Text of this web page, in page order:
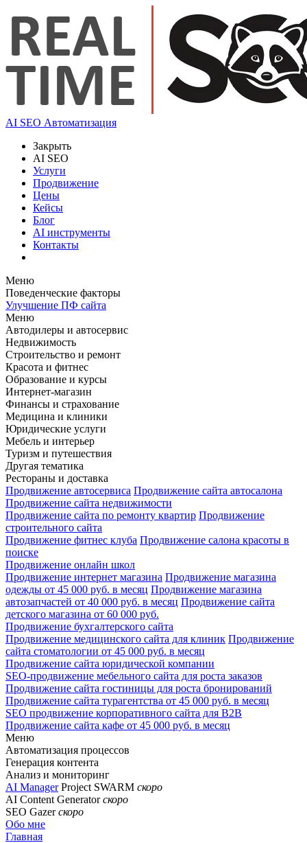
AI SEO Автоматизация
Закрыть
AI SEO
Услуги
Продвижение
Цены
Кейсы
Блог
AI инструменты
Контакты
Меню
Поведенческие факторы
Улучшение ПФ сайта
Меню
Автодилеры и автосервис
Недвижимость
Строительство и ремонт
Красота и фитнес
Образование и курсы
Интернет-магазин
Финансы и страхование
Медицина и клиники
Юридические услуги
Мебель и интерьер
Туризм и путешествия
Другая тематика
Рестораны и доставка
Продвижение автосервиса Продвижение сайта автосалона
Продвижение сайта недвижимости
Продвижение сайта по ремонту квартир Продвижение
строительного сайта
Продвижение фитнес клуба Продвижение салона красоты в
поиске
Продвижение онлайн школ
Продвижение интернет магазина Продвижение магазина
одежды от 45 000 руб. в месяц Продвижение магазина
автозапчастей от 40 000 руб. в месяц Продвижение сайта
детского магазина от 60 000 руб.
Продвижение бухгалтерского сайта
Продвижение медицинского сайта для клиник Продвижение
сайта стоматологии от 45 000 руб. в месяц
Продвижение сайта юридической компании
SEO-продвижение мебельного сайта для роста заказов
Продвижение сайта гостиницы для роста бронирований
Продвижение сайта турагентства от 45 000 руб. в месяц
SEO продвижение корпоративного сайта для B2B
Продвижение сайта кафе от 45 000 руб. в месяц
Меню
Автоматизация процессов
Генерация контента
Анализ и мониторинг
AI Manager Project SWARM скоро
AI Content Generatorскоро
SEO Gazerскоро
Обо мне
Главная